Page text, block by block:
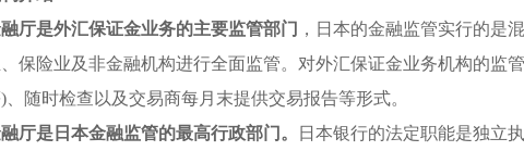
厅是外汇保证金业务的主要监管部门 ，日本的金融监管实行的是
保险业及非金融机构进行全面监管。对外汇保证金业务机构的监
、随时检查以及交易商每月末提供交易报告等形式。
厅是日本金融监管的最高行政部门。
日本银行的法定职能是独立